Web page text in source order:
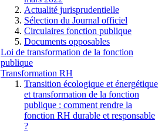
Actualité jurisprudentielle
Sélection du Journal officiel
Circulaires fonction publique
Documents opposables
Loi de transformation de la fonction
publique
Transformation RH
Transition écologique et énergétique
et transformation de la fonction
publique : comment rendre la
fonction RH durable et responsable
?